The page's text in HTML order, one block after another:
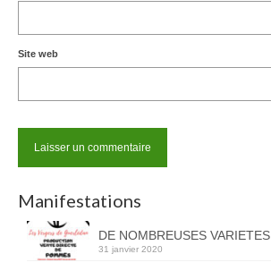
Site web
Manifestations
DE NOMBREUSES VARIETES
31 janvier 2020